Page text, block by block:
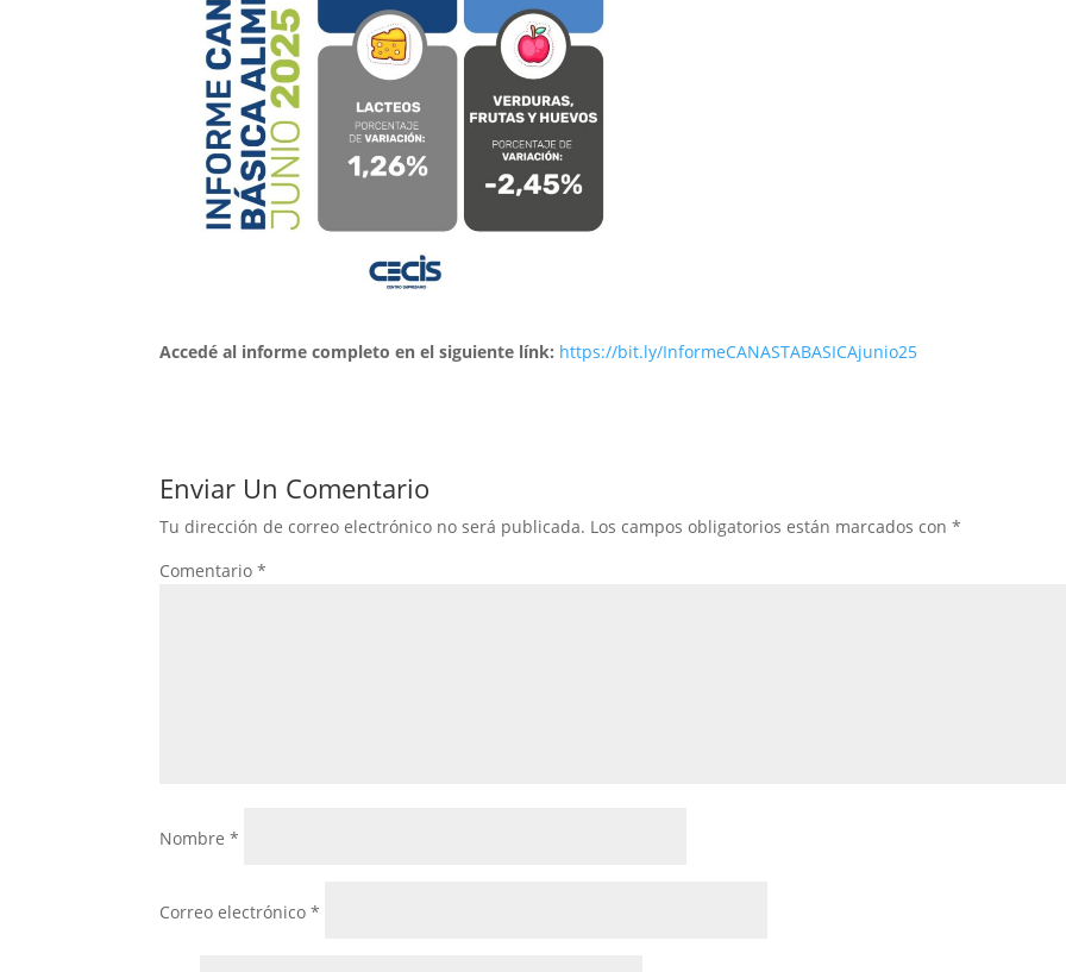
Accedé al informe completo en el siguiente línk: https://bit.ly/InformeCANASTABASICAjunio25
Enviar Un Comentario
Tu dirección de correo electrónico no será publicada. Los campos obligatorios están marcados con*
Comentario*
Nombre*
Correo electrónico*